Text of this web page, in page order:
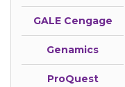
GALE Cengage
Genamics
ProQuest